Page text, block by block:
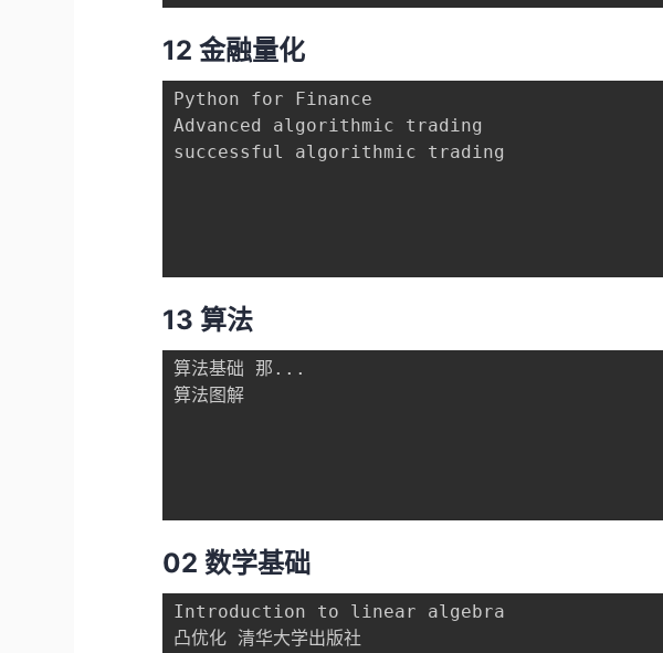
12 金融量化
Python for Finance
Advanced algorithmic trading
successful algorithmic trading
13 算法
算法基础 那...
算法图解
02 数学基础
Introduction to linear algebra
凸优化 清华大学出版社